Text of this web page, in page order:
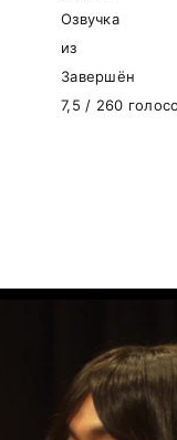
Озвучка
из
Завершён
7,5 / 260